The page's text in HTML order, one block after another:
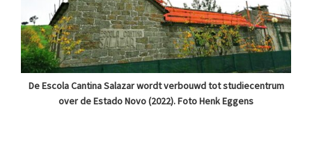
De Escola Cantina Salazar wordt verbouwd tot studiecentrum
over de Estado Novo (2022). Foto Henk Eggens